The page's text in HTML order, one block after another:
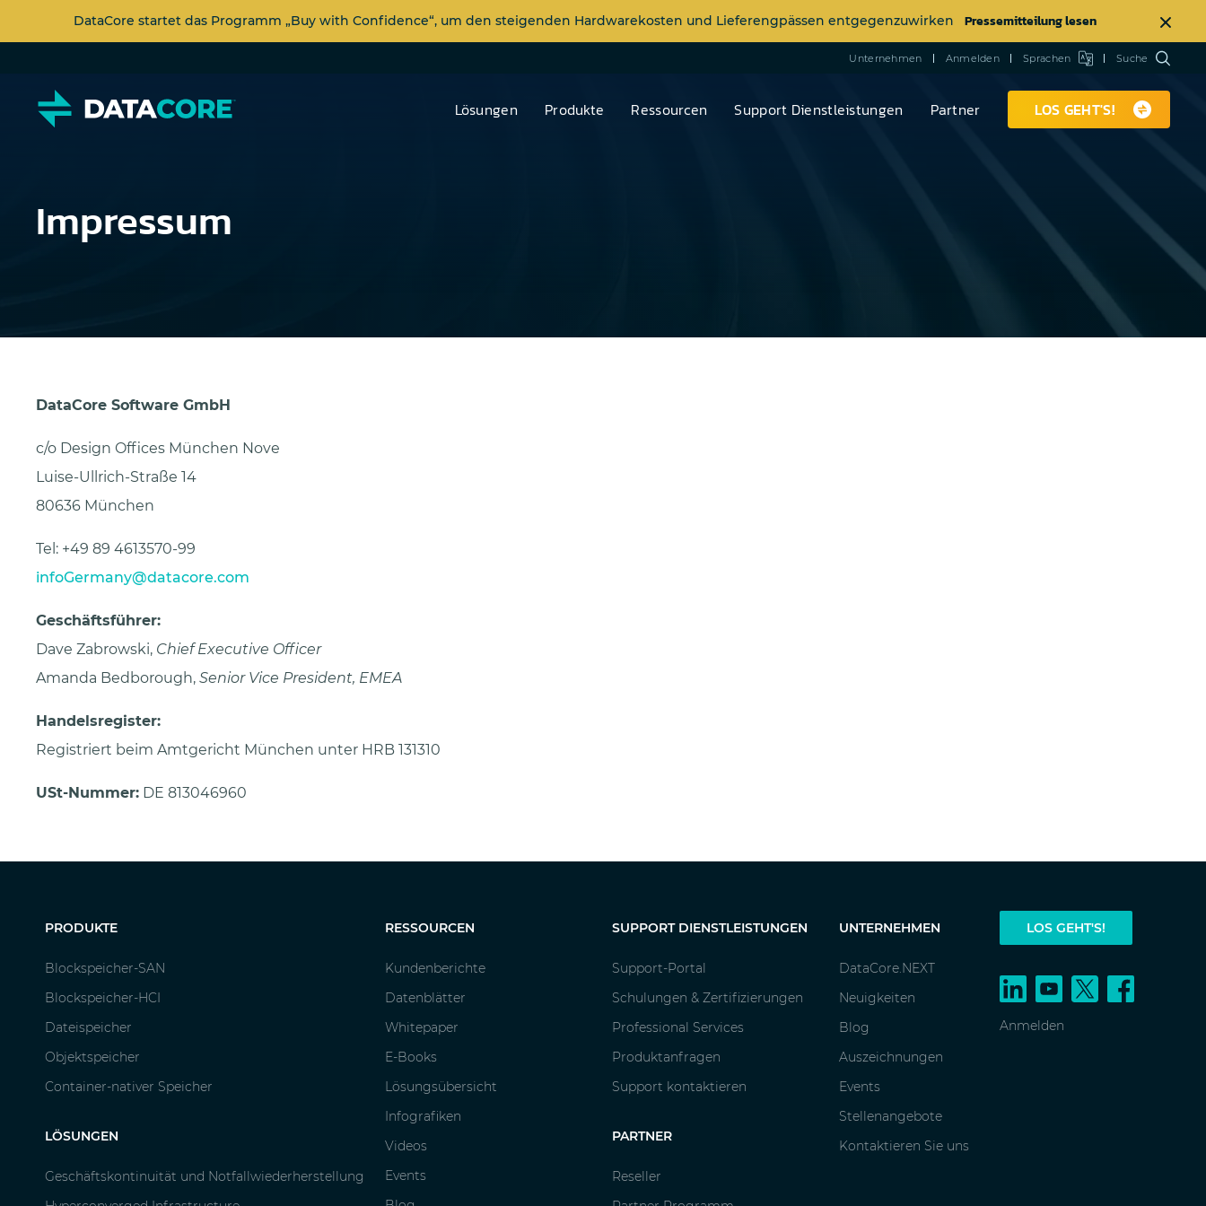
DataCore startet das Programm „Buy with Confidence“, um den steigenden Hardwarekosten und Lieferengpässen entgegenzuwirken Pressemitteilung lesen
Unternehmen Anmelden Sprachen Suche
Lösungen Produkte Ressourcen Support Dienstleistungen Partner LOS GEHT'S!
Impressum
DataCore Software GmbH
c/o Design Offices München Nove
Luise-Ullrich-Straße 14
80636 München
Tel: +49 89 4613570-99
infoGermany@datacore.com
Geschäftsführer:
Dave Zabrowski, Chief Executive Officer
Amanda Bedborough, Senior Vice President, EMEA
Handelsregister:
Registriert beim Amtgericht München unter HRB 131310
USt-Nummer: DE 813046960
PRODUKTE
Blockspeicher-SAN
Blockspeicher-HCI
Dateispeicher
Objektspeicher
Container-nativer Speicher
LÖSUNGEN
Geschäftskontinuität und Notfallwiederherstellung
RESSOURCEN
Kundenberichte
Datenblätter
Whitepaper
E-Books
Lösungsübersicht
Infografiken
Videos
Events
SUPPORT DIENSTLEISTUNGEN
Support-Portal
Schulungen & Zertifizierungen
Professional Services
Produktanfragen
Support kontaktieren
PARTNER
Reseller
UNTERNEHMEN
DataCore.NEXT
Neuigkeiten
Blog
Auszeichnungen
Events
Stellenangebote
Kontaktieren Sie uns
LOS GEHT'S!
Anmelden